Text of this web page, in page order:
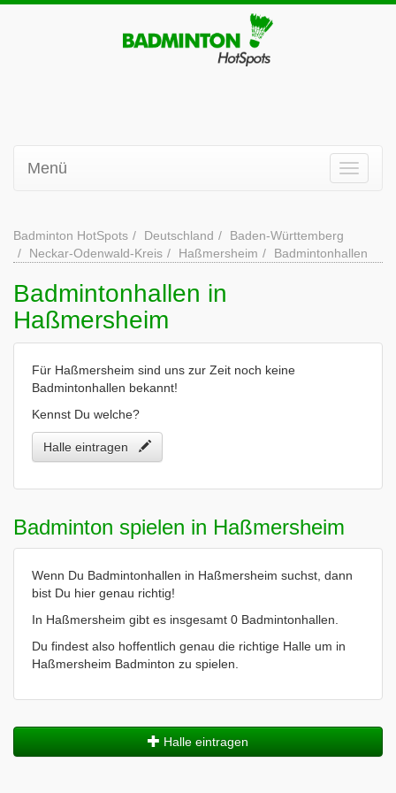
Menü
Badminton HotSpots Deutschland
Baden-Württemberg
Neckar-Odenwald-Kreis
Haßmersheim Badmintonhallen
Badmintonhallen in
Haßmersheim
Für Haßmersheim sind uns zur Zeit noch keine
Badmintonhallen bekannt!
Kennst Du welche?
Halle eintragen
Badminton spielen in Haßmersheim
Wenn Du Badmintonhallen in Haßmersheim suchst, dann
bist Du hier genau richtig!
In Haßmersheim gibt es insgesamt 0 Badmintonhallen.
Du findest also hoffentlich genau die richtige Halle um in
Haßmersheim Badminton zu spielen.
Halle eintragen